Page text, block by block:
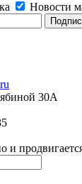
Новости
30А
и